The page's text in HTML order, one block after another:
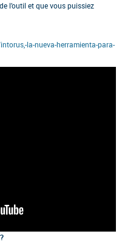
l’outil et que vous puissiez
la-nueva-herramienta-para-